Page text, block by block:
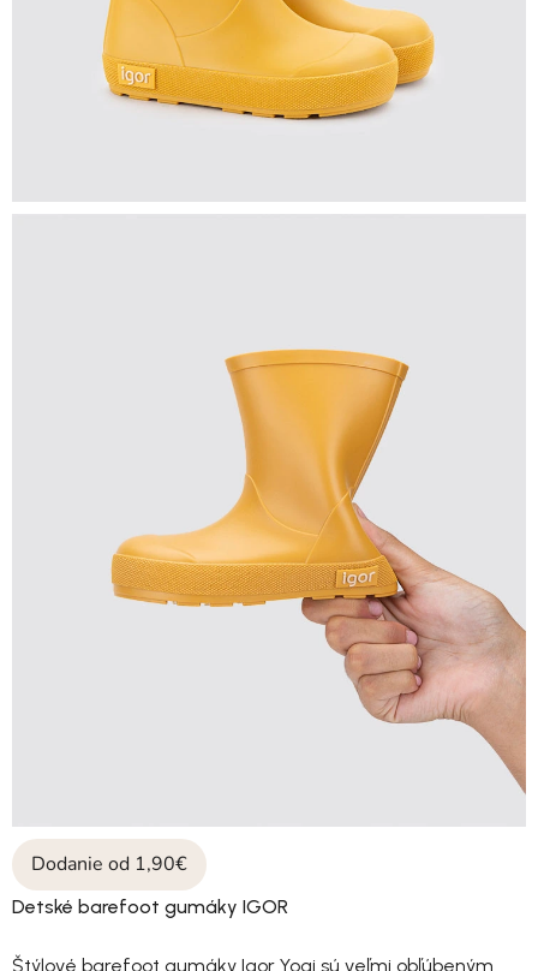
Dodanie od 1,90€
Detské barefoot gumáky IGOR
Štýlové barefoot gumáky Igor Yogi sú veľmi obľúbeným